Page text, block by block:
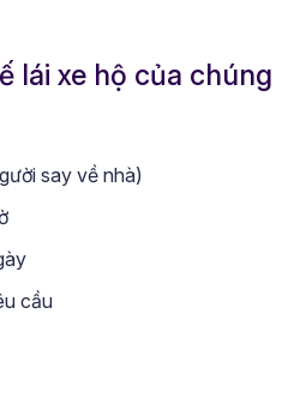
lái xe hộ của chúng
say về nhà)
cầu